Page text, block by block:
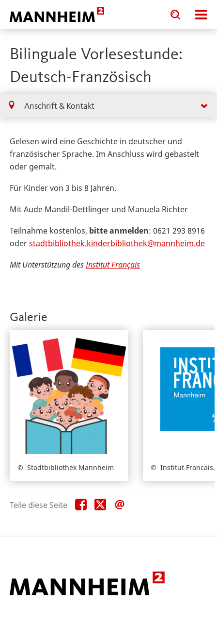
Toggle
search
input
Toggle
search
input
Bilinguale Vorlesestunde:
Deutsch-Französisch
Anschrift & Kontakt
Gelesen wird eine Geschichte in deutscher und
französischer Sprache. Im Anschluss wird gebastelt
oder gemalt.
Für Kinder von 3 bis 8 Jahren.
Mit Aude Mandil-Dettlinger und Manuela Richter
Teilnahme kostenlos, bitte anmelden: 0621 293 8916
oderstadtbibliothek.kinderbibliothek@mannheim.de
Mit Unterstützung desInstitut Français
Galerie
Stadtbibliothek Mannheim Institut Francais.
Teile diese Seite Teile
diese
Teile
diese